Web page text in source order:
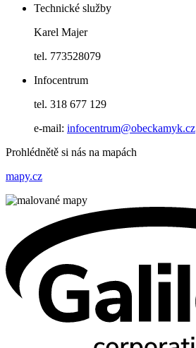
Technické služby
Karel Majer
tel. 773528079
Infocentrum
tel. 318 677 129
e-mail: infocentrum@obeckamyk.cz
Prohlédnětě si nás na mapách
mapy.cz